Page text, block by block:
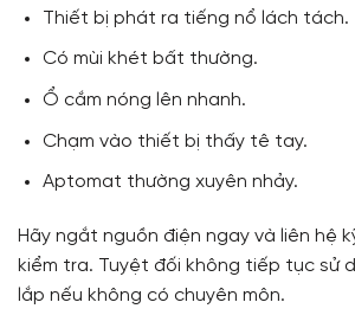
Thiết bị phát ra tiếng nổ lách tách.
Có mùi khét bất thường.
Ổ cắm nóng lên nhanh.
Chạm vào thiết bị thấy tê tay.
Aptomat thường xuyên nhảy.
Hãy ngắt nguồn điện ngay và liên hệ
kiểm tra. Tuyệt đối không tiếp tục sử
lắp nếu không có chuyên môn.